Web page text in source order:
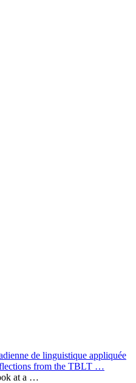
de linguistique appliquée
from the TBLT …
at a …